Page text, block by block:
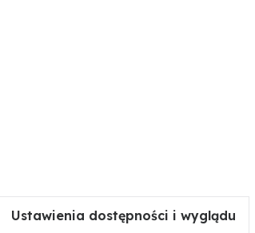
Ustawienia dostępności i wyglądu